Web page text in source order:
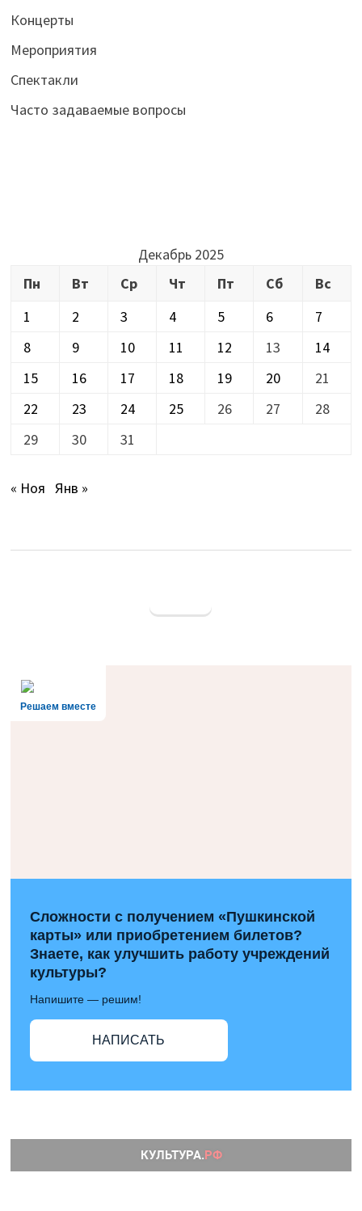
Концерты
Мероприятия
Спектакли
Часто задаваемые вопросы
Декабрь 2025
Пн
Вт Ср Чт Пт Сб
Вс
1
2 3 4 5 6
7
8
9 10 11 12 13
14
15
16 17 18 19 20
21
22
23 24 25 26 27
28
29
30 31
« Ноя Янв »
Решаем вместе
Сложности с получением «Пушкинской
карты» или приобретением билетов?
Знаете, как улучшить работу учреждений
культуры?
Напишите — решим!
НАПИСАТЬ